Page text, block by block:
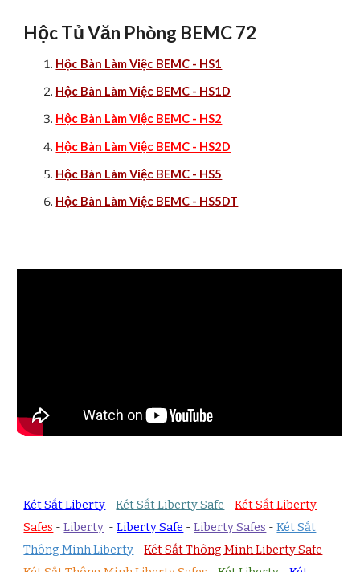
Hộc Tủ Văn Phòng BEMC 72
Hộc Bàn Làm Việc BEMC - HS1
Hộc Bàn Làm Việc BEMC - HS1D
Hộc Bàn Làm Việc BEMC - HS2
Hộc Bàn Làm Việc BEMC - HS2D
Hộc Bàn Làm Việc BEMC - HS5
Hộc Bàn Làm Việc BEMC - HS5DT
Két Sắt Liberty -Két Sắt Liberty Safe -Két Sắt Liberty
Safes -Liberty -Liberty Safe -Liberty Safes -Két Sắt
Thông Minh Liberty -Két Sắt Thông Minh Liberty Safe -